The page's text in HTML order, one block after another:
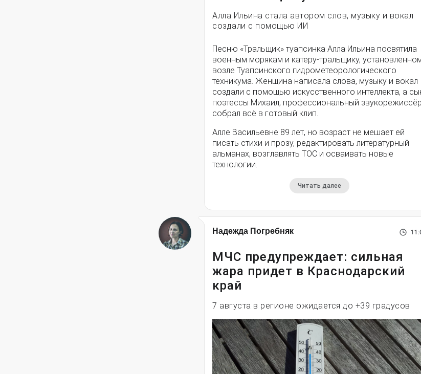
Алла Ильина стала автором слов, музыку и вокал
создали с помощью ИИ
Песню «Тральщик» туапсинка Алла Ильина посвятила
военным морякам и катеру-тральщику,
возле Туапсинского гидрометеорологического
техникума. Женщина написала слова, музыку и вокал
создали с помощью искусственного интеллекта, а
поэтессы Михаил, профессиональный
собрал всё в готовый клип.
Алле Васильевне 89 лет, но возраст не мешает ей
писать стихи и прозу, редактировать литературный
альманах, возглавлять ТОС и осваивать новые
технологии.
Читать далее
Надежда Погребняк
МЧС предупреждает: сильная
жара придет в Краснодарский
край
7 августа в регионе ожидается до +39 градусов